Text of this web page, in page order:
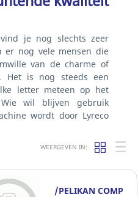
je nog slechts zeer
er nog vele mensen die
van de charme of
Het is nog steeds een
letter meteen op het
wil blijven gebruik
wordt door Lyreco
WEERGEVEN IN:
/PELIKAN COMP